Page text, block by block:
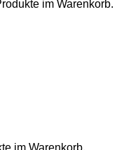
im Warenkorb.
im Warenkorb.